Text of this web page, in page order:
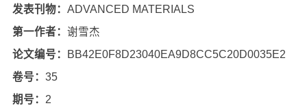
发表刊物： ADVANCED MATERIALS
第一作者： 谢雪杰
论文编号：
BB42E0F8D23040EA9D8CC5C20D0035E2
卷号： 35
期号： 2